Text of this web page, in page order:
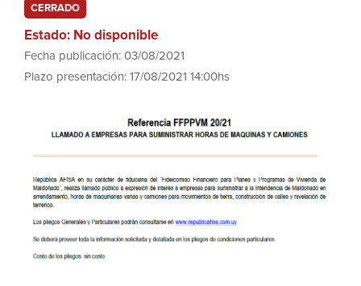
CERRADO
Estado: No disponible
Fecha publicación: 03/08/2021
Plazo presentación: 17/08/2021 14:00hs